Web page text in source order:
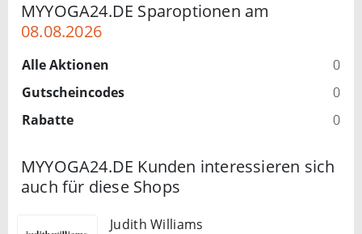
MYYOGA24.DE Sparoptionen am
08.08.2026
Alle Aktionen
0
Gutscheincodes
0
Rabatte
0
MYYOGA24.DE Kunden interessieren sich
auch für diese Shops
Judith Williams